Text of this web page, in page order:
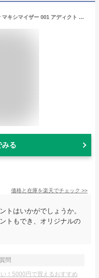
【名入れ】ディオール リップ Dior マキシマイザー 001 アディクト リップ リップティント リップケア プランパー リッププランパー グロス コスメ 化粧品 レディース ブランド 新品 ギフト スキンケア ホワイトデー お返し プレゼント 女性 誕生日 実用的 女友達
みる
価格と在庫を楽天でチェック >>
トはいかがでしょうか。
トもでき、オリジナルの
問
！5000円で買えるおすすめ